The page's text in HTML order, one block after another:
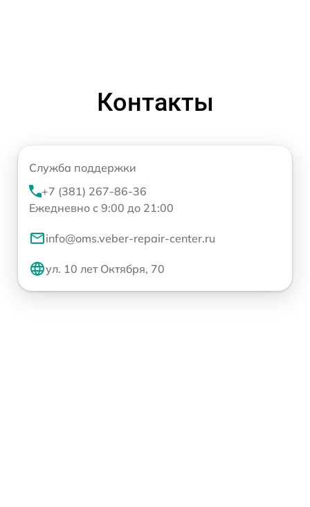
Контакты
Служба поддержки
+7 (381) 267-86-36
Ежедневно с 9:00 до 21:00
info@oms.veber-repair-center.ru
ул. 10 лет Октября, 70